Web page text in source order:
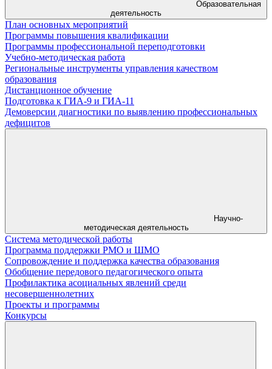
Образовательная
деятельность
План основных мероприятий
Программы повышения квалификации
Программы профессиональной переподготовки
Учебно-методическая работа
Региональные инструменты управления качеством
образования
Дистанционное обучение
Подготовка к ГИА-9 и ГИА-11
Демоверсии диагностики по выявлению профессиональных
дефицитов
Научно-
методическая деятельность
Система методической работы
Программа поддержки РМО и ШМО
Сопровождение и поддержка качества образования
Обобщение передового педагогического опыта
Профилактика асоциальных явлений среди
несовершеннолетних
Проекты и программы
Конкурсы